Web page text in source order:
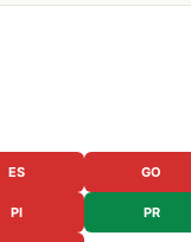
ES GO
PI PR